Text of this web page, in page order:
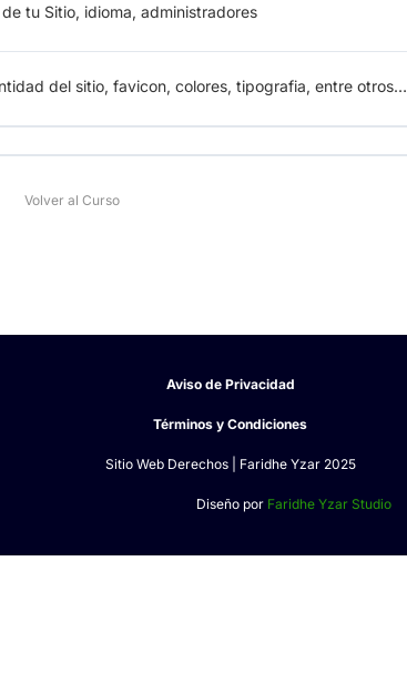
tu Sitio, idioma, administradores
del sitio, favicon, colores, tipografia, entre otros…
Volver al Curso
Aviso de Privacidad
Términos y Condiciones
Sitio Web Derechos | Faridhe Yzar 2025
Diseño por Faridhe Yzar Studio